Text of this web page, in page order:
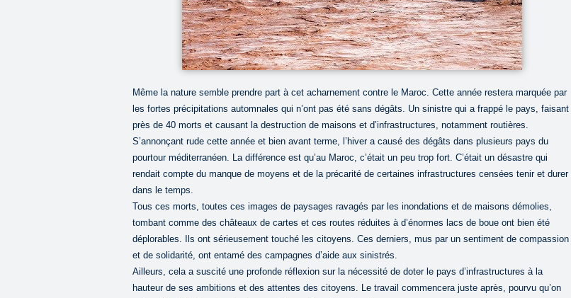
Même la nature semble prendre part à cet acharnement contre le Maroc. Cette année restera marquée par
les fortes précipitations automnales qui n’ont pas été sans dégâts. Un sinistre qui a frappé le pays, faisant
près de 40 morts et causant la destruction de maisons et d’infrastructures, notamment routières.
S’annonçant rude cette année et bien avant terme, l’hiver a causé des dégâts dans plusieurs pays du
pourtour méditerranéen. La différence est qu’au Maroc, c’était un peu trop fort. C’était un désastre qui
rendait compte du manque de moyens et de la précarité de certaines infrastructures censées tenir et durer
dans le temps.
Tous ces morts, toutes ces images de paysages ravagés par les inondations et de maisons démolies,
tombant comme des châteaux de cartes et ces routes réduites à d’énormes lacs de boue ont bien été
déplorables. Ils ont sérieusement touché les citoyens. Ces derniers, mus par un sentiment de compassion
et de solidarité, ont entamé des campagnes d’aide aux sinistrés.
Ailleurs, cela a suscité une profonde réflexion sur la nécessité de doter le pays d’infrastructures à la
hauteur de ses ambitions et des attentes des citoyens. Le travail commencera juste après, pourvu qu’on